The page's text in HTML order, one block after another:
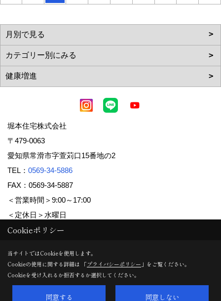
堀本住宅株式会社
〒479-0063
愛知県常滑市字萱苅口15番地の2
TEL： 0569-34-5886
FAX：0569-34-5887
＜営業時間＞9:00～17:00
＜定休日＞水曜日
Copyright (c) 堀本住宅株式会社. All Rights Reserved.
Produced byゴデスクリエイト
Cookieポリシー
当サイトではCookieを使用します。
Cookieの使用に関する詳細は 「プライバシーポリシー 」をご覧ください。
Cookieを受け入れるか拒否するか選択してください。
同意する 同意しない